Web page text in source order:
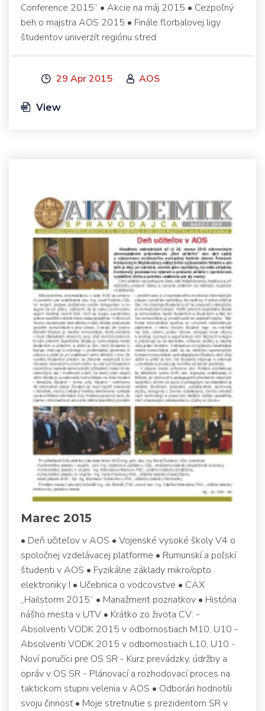
Conference 2015“ • Akcie na máj 2015 • Cezpoľný
beh o majstra AOS 2015 • Finále florbalovej ligy
študentov univerzít regiónu stred
29 Apr 2015 AOS
View
Marec 2015
• Deň učiteľov v AOS • Vojenské vysoké školy V4 o
spoločnej vzdelávacej platforme • Rumunskí a poľskí
študenti v AOS • Fyzikálne základy mikro/opto
elektroniky I • Učebnica o vodcovstve • CAX
„Hailstorm 2015“ • Manažment poznatkov • História
nášho mesta v UTV • Krátko zo života CV: -
Absolventi VODK 2015 v odbornostiach M10, U10 -
Absolventi VODK 2015 v odbornostiach L10, U10 -
Noví poručíci pre OS SR - Kurz prevádzky, údržby a
opráv v OS SR - Plánovací a rozhodovací proces na
taktickom stupni velenia v AOS • Odborári hodnotili
svoju činnosť • Moje stretnutie s prezidentom SR v